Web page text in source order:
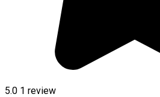
5.0 1 review